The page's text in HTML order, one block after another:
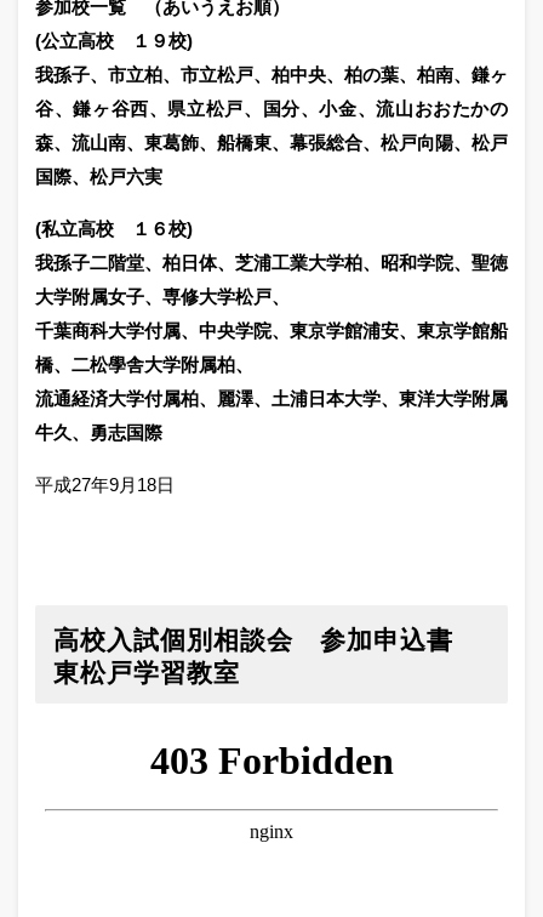
参加校一覧 （あいうえお順）
(公立高校 １９校)
我孫子、市立柏、市立松戸、柏中央、柏の葉、柏南、鎌ヶ
谷、鎌ヶ谷西、県立松戸、国分、小金、流山おおたかの
森、流山南、東葛飾、船橋東、幕張総合、松戸向陽、松戸
国際、松戸六実
(私立高校 １６校)
我孫子二階堂、柏日体、芝浦工業大学柏、昭和学院、聖徳
大学附属女子、専修大学松戸、
千葉商科大学付属、中央学院、東京学館浦安、東京学館船
橋、二松學舎大学附属柏、
流通経済大学付属柏、麗澤、土浦日本大学、東洋大学附属
牛久、勇志国際
平成27年9月18日
高校入試個別相談会 参加申込書
東松戸学習教室